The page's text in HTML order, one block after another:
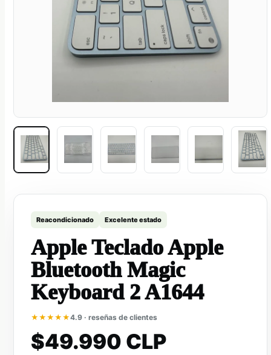
Reacondicionado Excelente estado
Apple Teclado Apple
Bluetooth Magic
Keyboard 2 A1644
★★★★★4.9 · reseñas de clientes
$49.990 CLP